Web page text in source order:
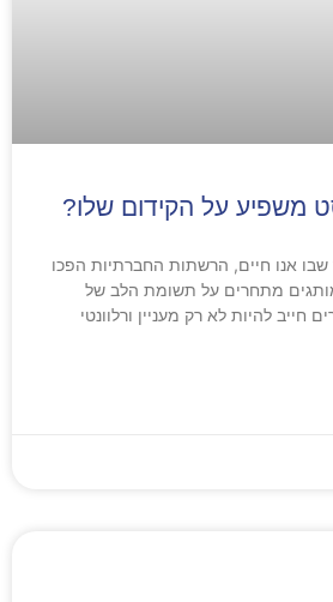
משפיע על הקידום שלו?
שבו אנו חיים, הרשתות החברתיות הפכו
מתחרים על תשומת הלב של
חייב להיות לא רק מעניין ורלוונטי